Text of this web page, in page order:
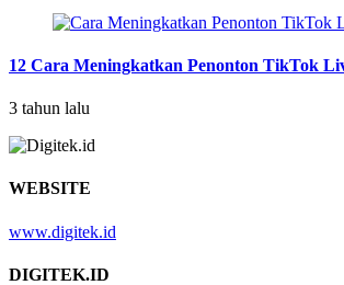
12 Cara Meningkatkan Penonton TikTok
3 tahun lalu
WEBSITE
www.digitek.id
DIGITEK.ID